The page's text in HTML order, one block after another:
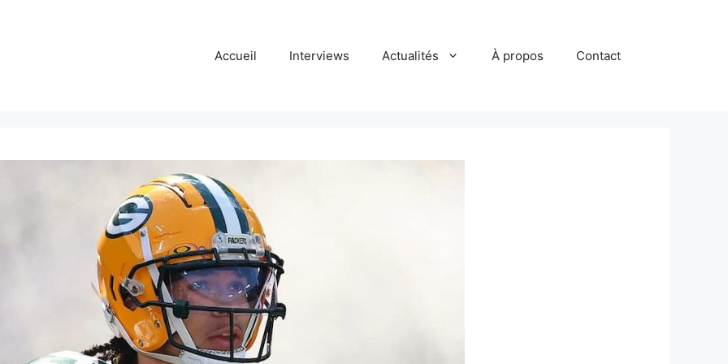
Accueil Interviews Actualités À propos Contact